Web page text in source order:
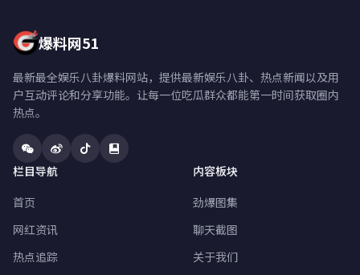
爆料网51
最新最全娱乐八卦爆料网站，提供最新娱乐八卦、热点新闻以及用
户互动评论和分享功能。让每一位吃瓜群众都能第一时间获取圈内
热点。
栏目导航
首页
网红资讯
热点追踪
内容板块
劲爆图集
聊天截图
关于我们